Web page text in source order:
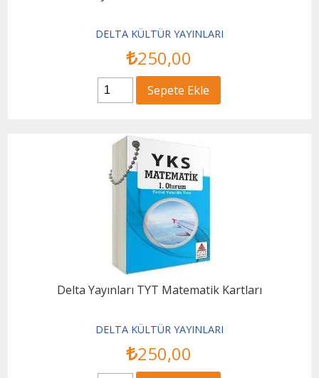
DELTA KÜLTÜR YAYINLARI
250,00
Sepete Ekle
Delta Yayınları TYT Matematik Kartları
DELTA KÜLTÜR YAYINLARI
250,00